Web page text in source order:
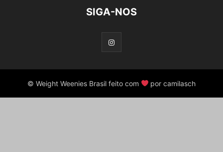
SIGA-NOS
© Weight Weenies Brasil feito com por camilasch